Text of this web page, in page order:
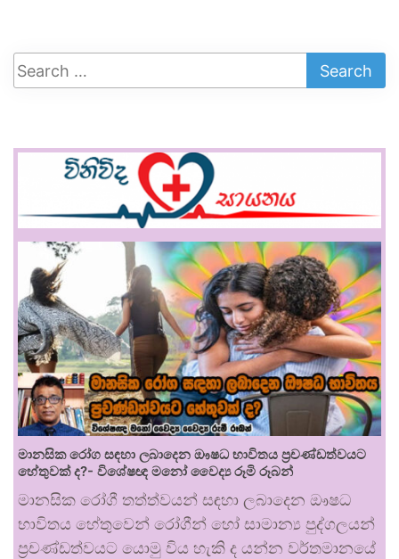
මානසික රෝග සඳහා ලබාදෙන ඖෂධ භාවිතය ප්‍රචණ්ඩත්වයට
හේතුවක් ද?- විශේෂඥ මනෝ වෛද්‍ය රූමි රූබන්
මානසික රෝගී තත්ත්වයන් සඳහා ලබාදෙන ඖෂධ
භාවිතය හේතුවෙන් රෝගීන් හෝ සාමාන්‍ය පුද්ගලයන්
ප්‍රචණ්ඩත්වයට යොමු විය හැකි ද යන්න වර්තමානයේ